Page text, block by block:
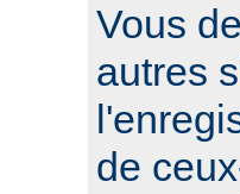
Vous
autres
de